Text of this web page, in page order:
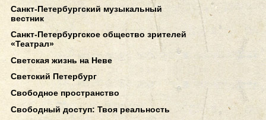
Санкт-Петербургский музыкальный
вестник
Санкт-Петербургское общество зрителей
«Театрал»
Светская жизнь на Неве
Светский Петербург
Свободное пространство
Свободный доступ: Твоя реальность